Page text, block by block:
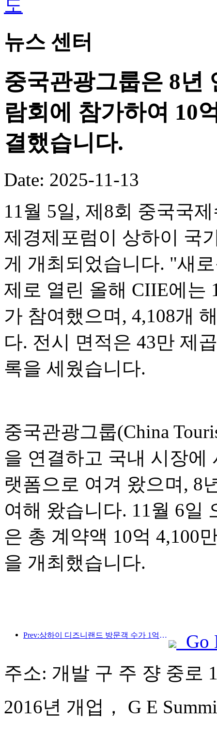
뉴스 센터
중국관광그룹은 8년
람회에 참가하여 10
결했습니다.
Date: 2025-11-13
11월 5일, 제8회 중국국
제경제포럼이 상하이 국
게 개최되었습니다. "새
제로 열린 올해 CIIE에는
가 참여했으며, 4,108개
다. 전시 면적은 43만 제
록을 세웠습니다.
중국관광그룹(China
을 연결하고 국내 시장에
랫폼으로 여겨 왔으며, 8
여해 왔습니다. 11월 6일
은 총 계약액 10억 4,100
을 개최했습니다.
Prev:상하이 디즈니랜드 방문객 수가 1억 명을 돌파하면서, 4번째 테마호텔이 확장됩니다.
Go
주소: 개발 구 주 쟝 중로
2016년 개업， G E